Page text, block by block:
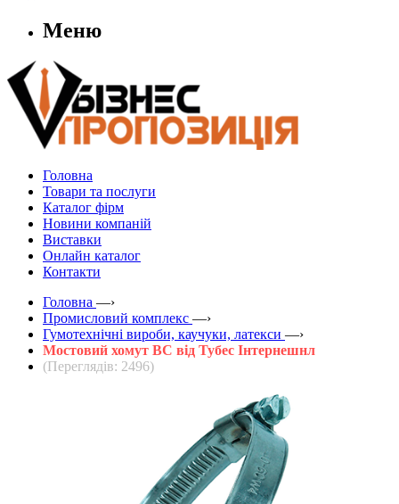
Меню
Головна
Товари та послуги
Каталог фірм
Новини компаній
Виставки
Онлайн каталог
Контакти
Головна —›
Промисловий комплекс —›
Гумотехнічні вироби, каучуки, латекси —›
Мостовий хомут BC від Тубес Інтернешнл
(Переглядів: 2496)